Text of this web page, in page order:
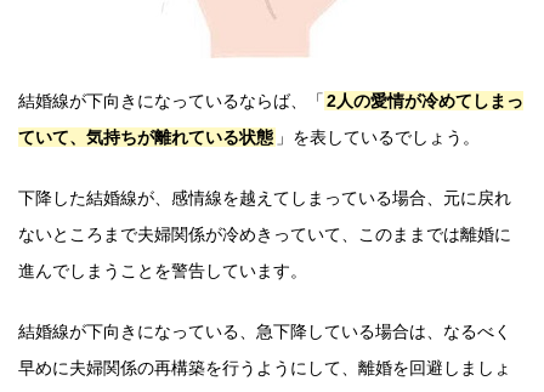
結婚線が下向きになっているならば、「 2人の愛情が冷めてしまっ
ていて、気持ちが離れている状態 」を表しているでしょう。
下降した結婚線が、感情線を越えてしまっている場合、元に戻れ
ないところまで夫婦関係が冷めきっていて、このままでは離婚に
進んでしまうことを警告しています。
結婚線が下向きになっている、急下降している場合は、なるべく
早めに夫婦関係の再構築を行うようにして、離婚を回避しましょ